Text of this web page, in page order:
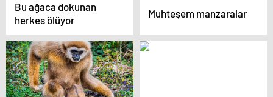
Bu ağaca dokunan
herkes ölüyor
Muhteşem manzaralar